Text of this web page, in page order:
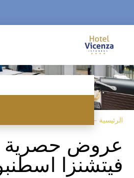
الرئيسية –
عروض حصرية
فيتشنزا